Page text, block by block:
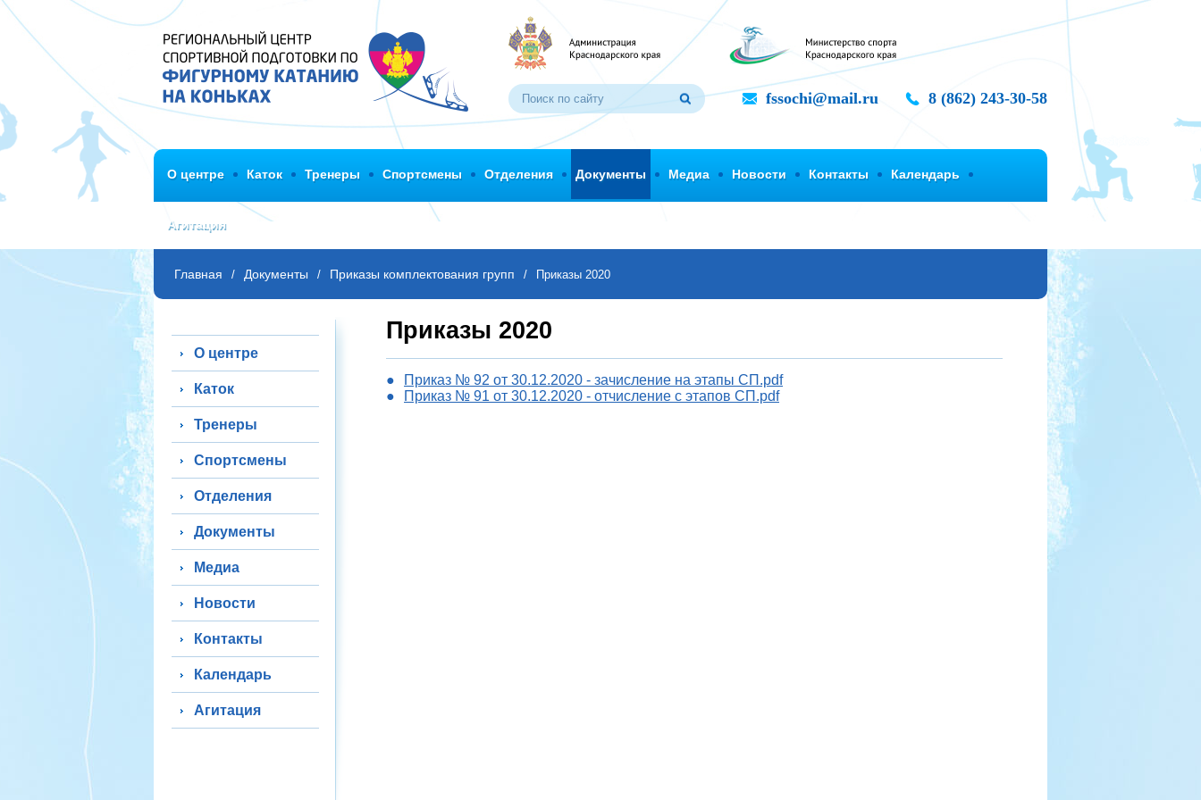
fssochi@mail.ru 8 (862) 243-30-58
О центре Каток Тренеры Спортсмены Отделения Документы Медиа Новости Контакты Календарь
Агитация
Главная / Документы / Приказы комплектования групп / Приказы 2020
О центре
Каток
Тренеры
Спортсмены
Отделения
Документы
Медиа
Новости
Контакты
Календарь
Агитация
Приказы 2020
Приказ № 92 от 30.12.2020 - зачисление на этапы СП.pdf
Приказ № 91 от 30.12.2020 - отчисление с этапов СП.pdf